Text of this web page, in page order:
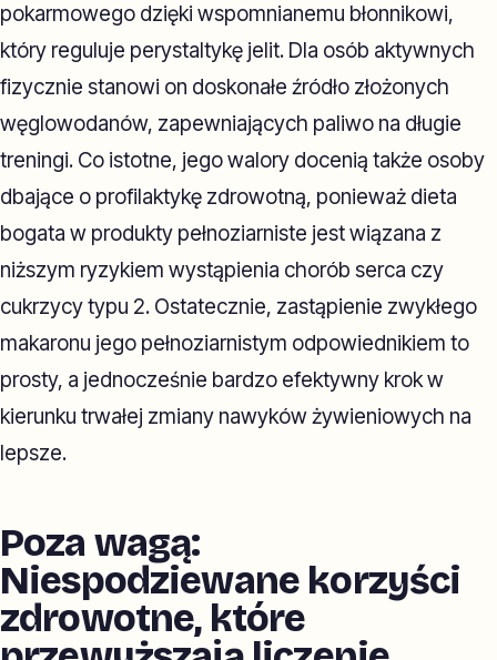
pokarmowego dzięki wspomnianemu błonnikowi,
który reguluje perystaltykę jelit. Dla osób aktywnych
fizycznie stanowi on doskonałe źródło złożonych
węglowodanów, zapewniających paliwo na długie
treningi. Co istotne, jego walory docenią także osoby
dbające o profilaktykę zdrowotną, ponieważ dieta
bogata w produkty pełnoziarniste jest wiązana z
niższym ryzykiem wystąpienia chorób serca czy
cukrzycy typu 2. Ostatecznie, zastąpienie zwykłego
makaronu jego pełnoziarnistym odpowiednikiem to
prosty, a jednocześnie bardzo efektywny krok w
kierunku trwałej zmiany nawyków żywieniowych na
lepsze.
Poza wagą:
Niespodziewane korzyści
zdrowotne, które